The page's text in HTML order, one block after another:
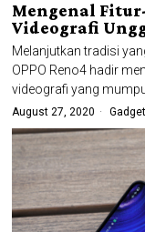
Mengenal
Videografi
Melanjutkan tradisi
OPPO Reno4 hadir
videografi yang
August 27, 2020